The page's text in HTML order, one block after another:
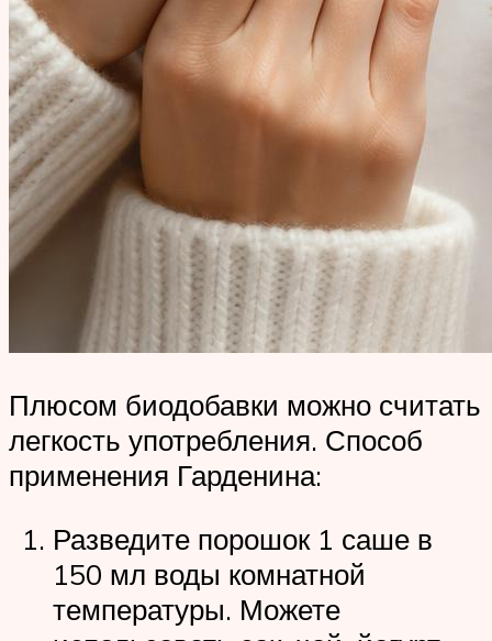
Плюсом биодобавки можно считать
легкость употребления. Способ
применения Гарденина:
Разведите порошок 1 саше в
150 мл воды комнатной
температуры. Можете